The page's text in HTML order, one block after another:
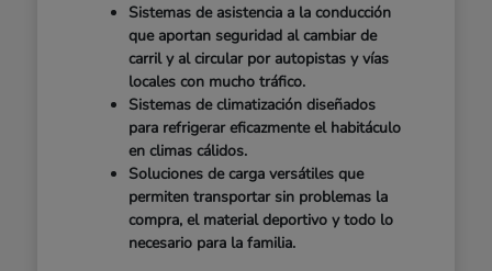
Sistemas de asistencia a la conducción
que aportan seguridad al cambiar de
carril y al circular por autopistas y vías
locales con mucho tráfico.
Sistemas de climatización diseñados
para refrigerar eficazmente el habitáculo
en climas cálidos.
Soluciones de carga versátiles que
permiten transportar sin problemas la
compra, el material deportivo y todo lo
necesario para la familia.